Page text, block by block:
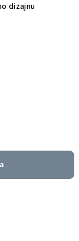
dizajnu